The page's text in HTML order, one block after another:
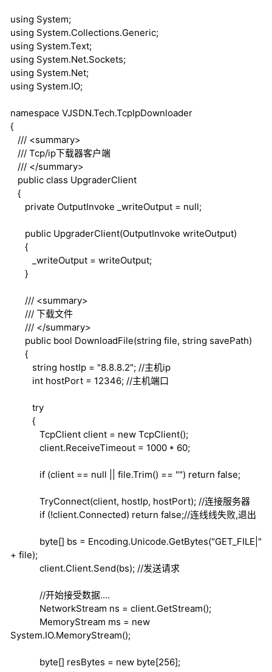
using System;
using System.Collections.Generic;
using System.Text;
using System.Net.Sockets;
using System.Net;
using System.IO;
namespace VJSDN.Tech.TcpIpDownloader
{
/// <summary>
/// Tcp/ip下载器客户端
/// </summary>
public class UpgraderClient
{
private OutputInvoke _writeOutput = null;
public UpgraderClient(OutputInvoke writeOutput)
{
_writeOutput = writeOutput;
}
/// <summary>
/// 下载文件
/// </summary>
public bool DownloadFile(string file, string savePath)
{
string hostIp = "8.8.8.2"; //主机ip
int hostPort = 12346; //主机端口
try
{
TcpClient client = new TcpClient();
client.ReceiveTimeout = 1000 * 60;
if (client == null || file.Trim() == "") return false;
TryConnect(client, hostIp, hostPort); //连接服务器
if (!client.Connected) return false;//连线线失败,退出
byte[] bs = Encoding.Unicode.GetBytes("GET_FILE|"
+ file);
client.Client.Send(bs); //发送请求
//开始接受数据....
NetworkStream ns = client.GetStream();
MemoryStream ms = new
System.IO.MemoryStream();
byte[] resBytes = new byte[256];